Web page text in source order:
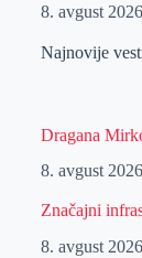
8. avgust
Najnovije
Dragana
8. avgust
Značajni
8. avgust